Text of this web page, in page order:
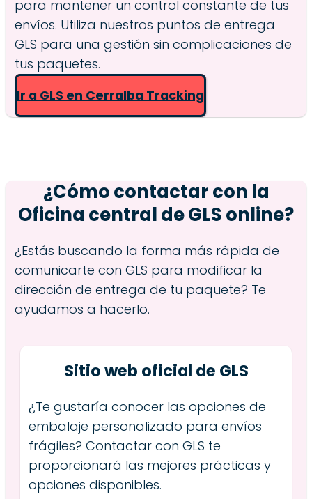
para mantener un control constante de tus
envíos. Utiliza nuestros puntos de entrega
GLS para una gestión sin complicaciones de
tus paquetes.
Ir a GLS en Cerralba Tracking
¿Cómo contactar con la
Oficina central de GLS online?
¿Estás buscando la forma más rápida de
comunicarte con GLS para modificar la
dirección de entrega de tu paquete? Te
ayudamos a hacerlo.
Sitio web oficial de GLS
¿Te gustaría conocer las opciones de
embalaje personalizado para envíos
frágiles? Contactar con GLS te
proporcionará las mejores prácticas y
opciones disponibles.